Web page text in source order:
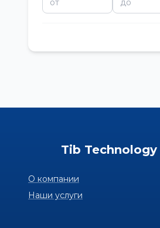
Tib Technology
О компании
Наши услуги